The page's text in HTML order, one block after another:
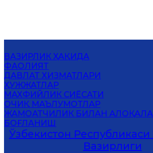
ВАЗИРЛИК ҲАҚИДА
ФАОЛИЯТ
ДАВЛАТ ХИЗМАТЛАРИ
ҲУЖЖАТЛАР
МАХФИЙЛИК СИЁСАТИ
ОЧИҚ МАЪЛУМОТЛАР
ЖАМОАТЧИЛИК БИЛАН
БОҒЛАНИШ
Ўзбекистон Республикаси
Вазирлиги